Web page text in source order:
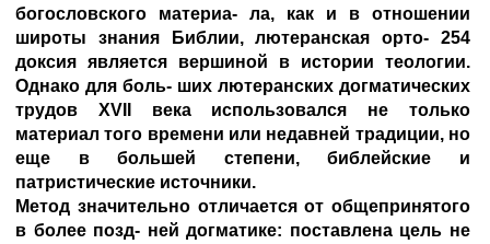
богословского материа- ла, как и в отношении
широты знания Библии, лютеранская орто- 254
доксия является вершиной в истории теологии.
Однако для боль- ших лютеранских догматических
трудов XVII века использовался не только
материал того времени или недавней традиции, но
еще в большей степени, библейские и
патристические источники.
Метод значительно отличается от общепринятого
в более позд- ней догматике: поставлена цель не